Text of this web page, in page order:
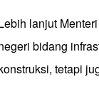
lanjut
bidang
tetapi